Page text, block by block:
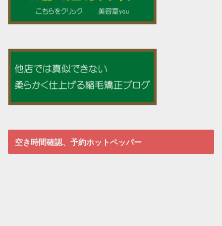
空き時間確認、予約ホットペッパー